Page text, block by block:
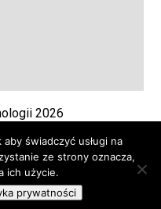
2026
świadczyć usługi na
ze strony oznacza,
ich użycie.
prywatności